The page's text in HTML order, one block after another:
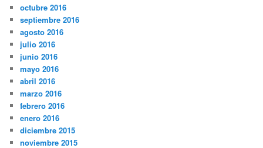
octubre 2016
septiembre 2016
agosto 2016
julio 2016
junio 2016
mayo 2016
abril 2016
marzo 2016
febrero 2016
enero 2016
diciembre 2015
noviembre 2015